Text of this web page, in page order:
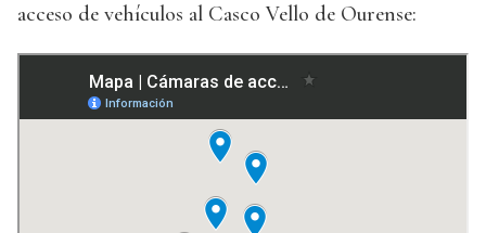
acceso de vehículos al Casco Vello de Ourense: